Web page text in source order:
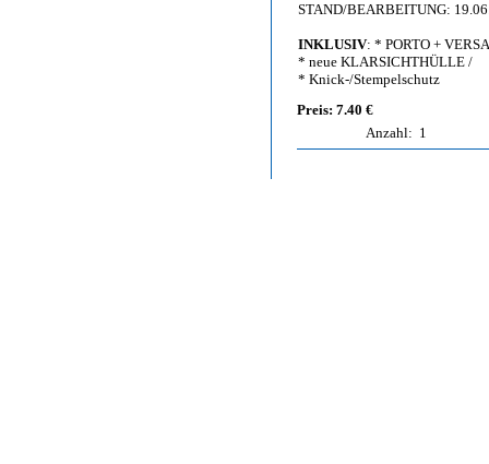
STAND/BEARBEITUNG:
INKLUSIV: * PORTO +
* neue KLARSICHTHÜLLE /
* Knick-/Stempelschutz
Preis: 7.40 €
Anzahl: 1